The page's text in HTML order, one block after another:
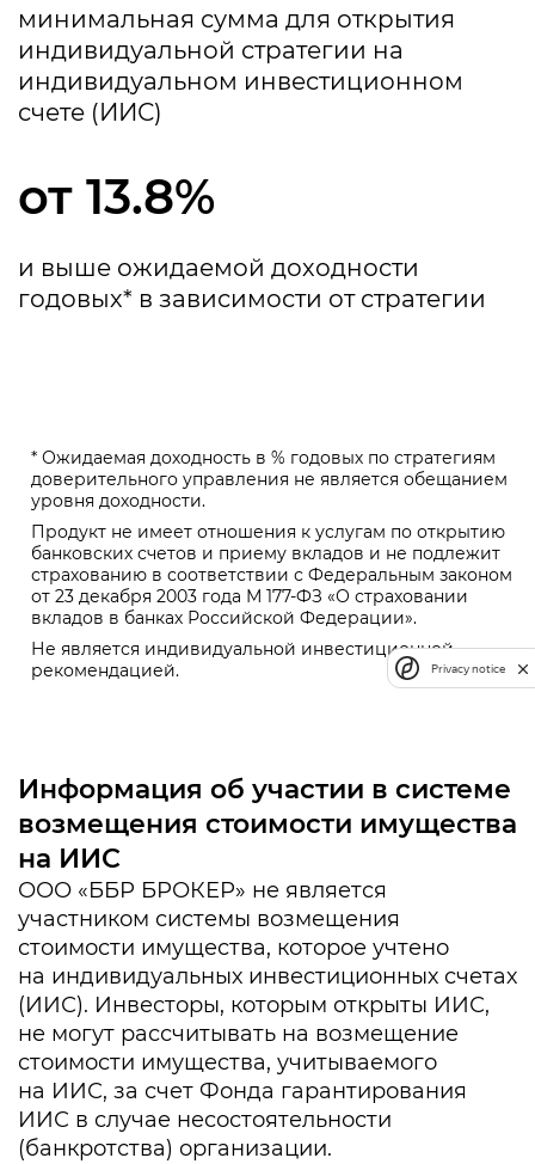
минимальная сумма для открытия
индивидуальной стратегии на
индивидуальном инвестиционном
счете (ИИС)
от 13.8%
и выше ожидаемой доходности
годовых* в зависимости от стратегии
* Ожидаемая доходность в % годовых по стратегиям
доверительного управления не является обещанием
уровня доходности.
Продукт не имеет отношения к услугам по открытию
банковских счетов и приему вкладов и не подлежит
страхованию в соответствии с Федеральным законом
от 23 декабря 2003 года М 177-ФЗ «О страховании
вкладов в банках Российской Федерации».
Не является индивидуальной инвестиционной
рекомендацией.
Информация об участии в системе
возмещения стоимости имущества
на ИИС
ООО «ББР БРОКЕР» не является
участником системы возмещения
стоимости имущества, которое учтено
на индивидуальных инвестиционных счетах
(ИИС). Инвесторы, которым открыты ИИС,
не могут рассчитывать на возмещение
стоимости имущества, учитываемого
на ИИС, за счет Фонда гарантирования
ИИС в случае несостоятельности
(банкротства) организации.
Privacy notice